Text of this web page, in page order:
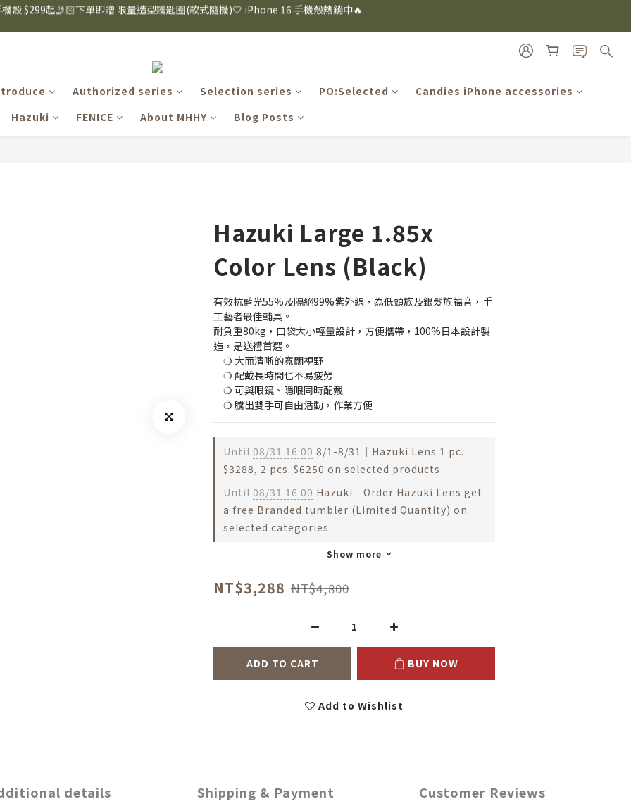
節｜下單滿$1600折$100 / 滿$2200折$200 / 滿$3000折$300 (排除Hazuki及EspressoTokyo)
節｜下單滿$1600折$100 / 滿$2200折$200 / 滿$3000折$300 (排除Hazuki及EspressoTokyo)
節｜下單滿$1600折$100 / 滿$2200折$200 / 滿$3000折$300 (排除Hazuki及EspressoTokyo)
Authorized series Selection series PO:Selected
Candies iPhone accessories
Hazuki
FENICE About MHHY Blog Posts
Hazuki Large 1.85x
Color Lens (Black)
有效抗藍光55%及隔絕99%紫外線，為低頭族及銀髮族福音，手
工藝者最佳輔具。
耐負重80kg，口袋大小輕量設計，方便攜帶，100%日本設計製
造，是送禮首選。
❍ 大而清晰的寬闊視野
❍ 配戴長時間也不易疲勞
❍ 可與眼鏡、隱眼同時配戴
❍ 騰出雙手可自由活動，作業方便
Until 08/31 16:00 8/1-8/31｜Hazuki Lens 1 pc.
$3288, 2 pcs. $6250 on selected products
Until 08/31 16:00 Hazuki｜Order Hazuki Lens get
a free Branded tumbler (Limited Quantity) on
selected categories
Show more
NT$3,288 NT$4,800
ADD TO CART BUY NOW
Add to Wishlist
details Shipping & Payment Customer Reviews